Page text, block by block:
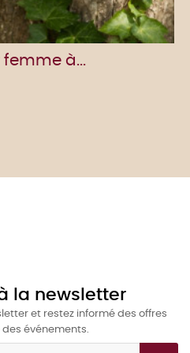
à...
la newsletter
et restez informé des offres
événements.